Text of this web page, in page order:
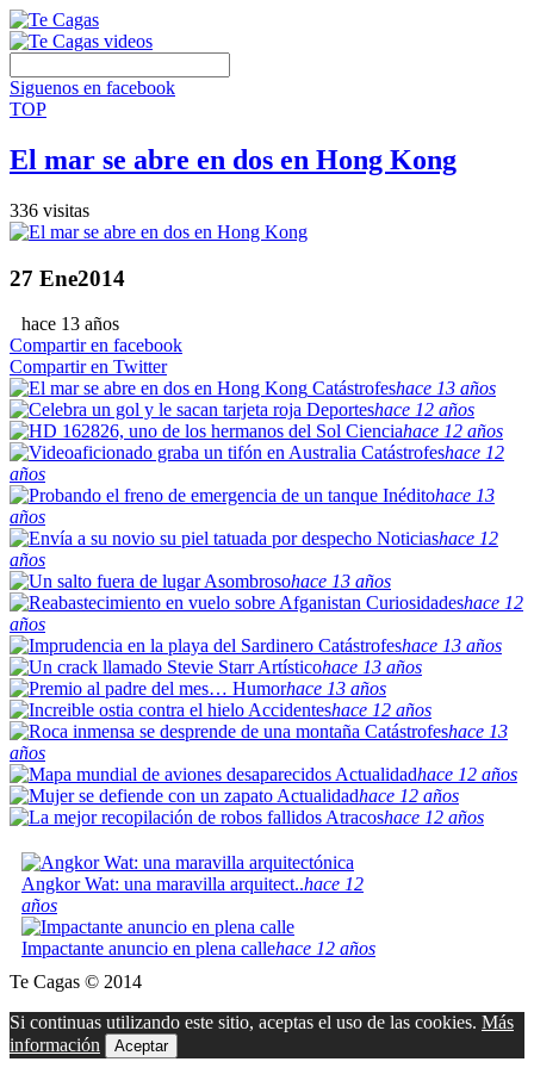
Siguenos en facebook
TOP
El mar se abre en dos en Hong Kong
336 visitas
27 Ene2014
hace 13 años
Compartir en facebook
Compartir en Twitter
Catástrofeshace 13 años
Deporteshace 12 años
Cienciahace 12 años
Catástrofeshace 12
años
Inéditohace 13
años
Noticiashace 12
años
Asombrosohace 13 años
Curiosidadeshace 12
años
Catástrofeshace 13 años
Artísticohace 13 años
Humorhace 13 años
Accidenteshace 12 años
Catástrofeshace 13
años
Actualidadhace 12 años
Actualidadhace 12 años
Atracoshace 12 años
Angkor Wat: una maravilla arquitect..hace 12
años
Impactante anuncio en plena callehace 12 años
Te Cagas © 2014
Si continuas utilizando este sitio, aceptas el uso de las cookies. Más
información
Aceptar